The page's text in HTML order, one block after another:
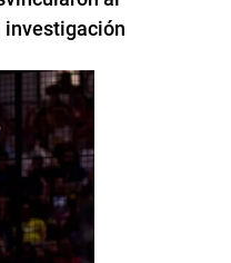
investigación